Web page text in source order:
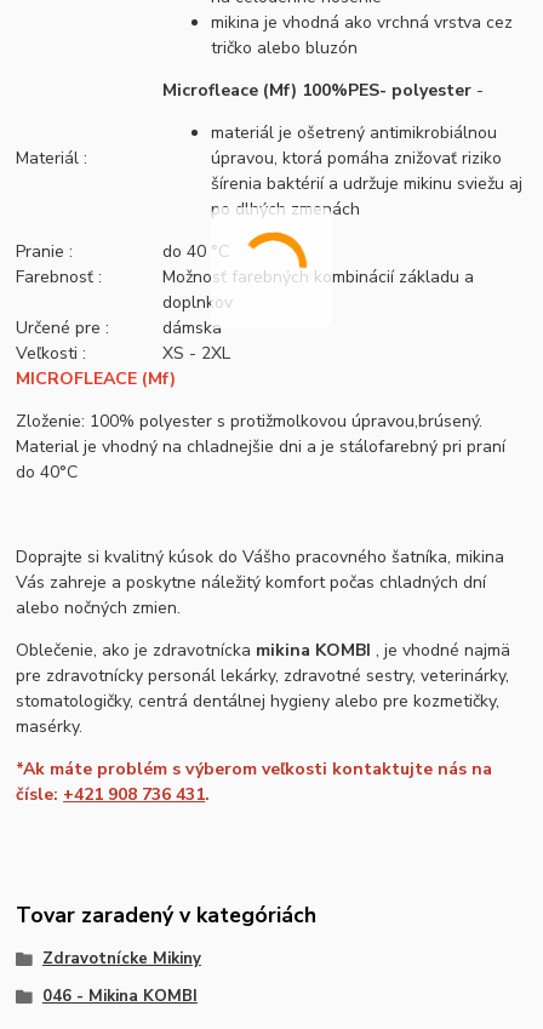
mikina je vhodná ako vrchná vrstva cez
tričko alebo bluzón
Materiál :
Microfleace (Mf) 100%PES- polyester -
materiál je ošetrený antimikrobiálnou
úpravou, ktorá pomáha znižovať riziko
šírenia baktérií a udržuje mikinu sviežu aj
po dlhých zmenách
Pranie :
do 40 °C
Farebnosť :
Možnosť farebných kombinácií základu a
doplnkov
Určené pre :
dámska
Veľkosti :
XS - 2XL
MICROFLEACE (Mf)
Zloženie: 100% polyester s protižmolkovou úpravou,brúsený.
Material je vhodný na chladnejšie dni a je stálofarebný pri praní
do 40°C
Doprajte si kvalitný kúsok do Vášho pracovného šatníka, mikina
Vás zahreje a poskytne náležitý komfort počas chladných dní
alebo nočných zmien.
Oblečenie, ako je zdravotnícka mikina KOMBI , je vhodné najmä
pre zdravotnícky personál lekárky, zdravotné sestry, veterinárky,
stomatologičky, centrá dentálnej hygieny alebo pre kozmetičky,
masérky.
*Ak máte problém s výberom veľkosti kontaktujte nás na
čísle: +421 908 736 431.
Tovar zaradený v kategóriách
Zdravotnícke Mikiny
046 - Mikina KOMBI